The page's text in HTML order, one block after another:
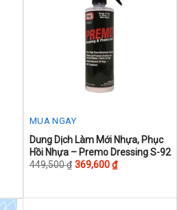
MUA NGAY
This
product
has
Dung Dịch Làm Mới Nhựa, Phục
Hồi Nhựa – Premo Dressing S-92
449,500₫ 369,600₫